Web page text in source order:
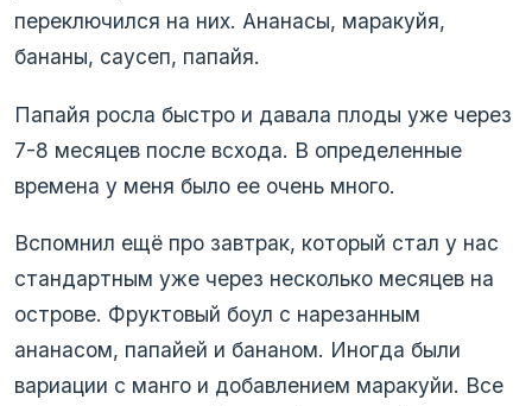
переключился на них. Ананасы, маракуйя,
бананы, саусеп, папайя.
Папайя росла быстро и давала плоды уже через
7-8 месяцев после всхода. В определенные
времена у меня было ее очень много.
Вспомнил ещё про завтрак, который стал у нас
стандартным уже через несколько месяцев на
острове. Фруктовый боул с нарезанным
ананасом, папайей и бананом. Иногда были
вариации с манго и добавлением маракуйи. Все